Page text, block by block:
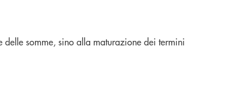
delle somme, sino alla maturazione dei termini